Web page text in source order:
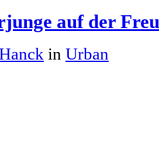
auf der
in Urban